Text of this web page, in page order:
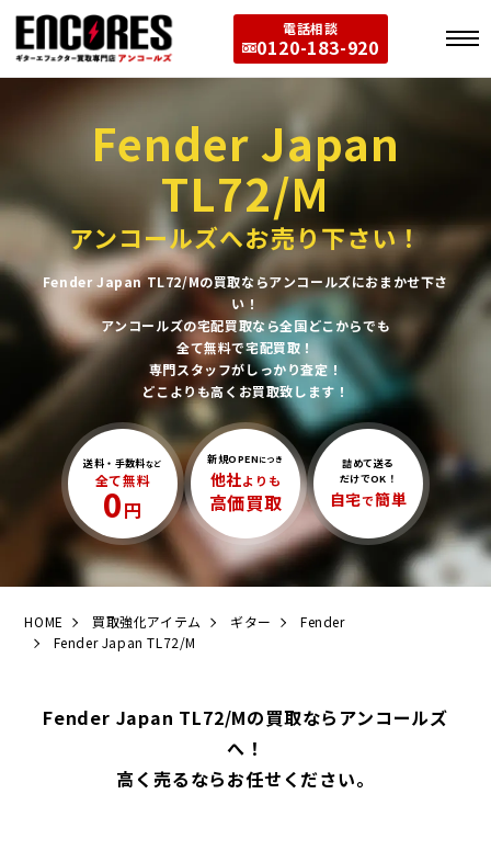
電話相談
0120-183-920
Fender Japan
TL72/M
アンコールズへお売り下さい！
Fender Japan TL72/Mの買取ならアンコールズにおまかせ下さ
い！
アンコールズの宅配買取なら全国どこからでも
全て無料で宅配買取！
専門スタッフがしっかり査定！
どこよりも高くお買取致します！
送料・手数料など
全て無料
0円
新規OPEN につき
他社よりも
高価買取
詰めて送る
だけでOK！
自宅で簡単
HOME 買取強化アイテム ギター
Fender
Fender Japan TL72/M
Fender Japan TL72/Mの買取ならアンコールズ
へ！
高く売るならお任せください。